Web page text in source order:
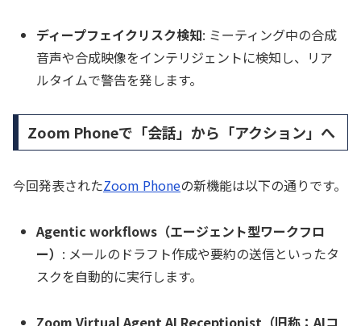
ディープフェイクリスク検知: ミーティング中の合成
音声や合成映像をインテリジェントに検知し、リア
ルタイムで警告を発します。
Zoom Phoneで「会話」から「アクション」へ
今回発表されたZoom Phoneの新機能は以下の通りです。
Agentic workflows（エージェント型ワークフロ
ー） : メールのドラフト作成や要約の送信といったタ
スクを自動的に実行します。
Zoom Virtual Agent AI Receptionist（旧称：AIコ